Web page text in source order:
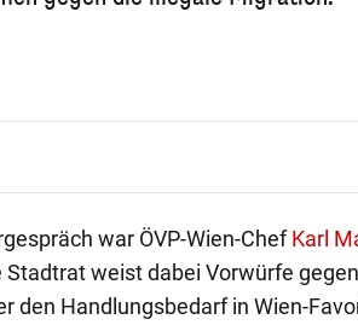
war ÖVP-Wien-ChefKarl
weist dabei Vorwürfe
den Handlungsbedarf in Wien-